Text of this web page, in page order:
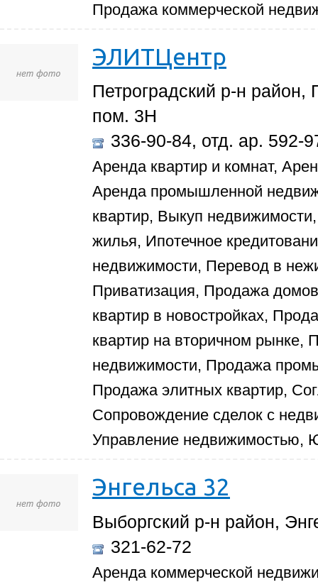
Продажа коммерческой
ЭЛИТЦентр
Петроградский р-н
пом. 3Н
336-90-84, отд. ар. 592-
Аренда квартир и комнат,
Аренда промышленной
квартир, Выкуп
жилья, Ипотечное
недвижимости, Перевод в
Приватизация, Продажа
квартир в новостройках,
квартир на вторичном рынке,
недвижимости, Продажа
Продажа элитных квартир,
Сопровождение сделок с
Управление недвижимостью,
Энгельса 32
Выборгский р-н район,
321-62-72
Аренда коммерческой